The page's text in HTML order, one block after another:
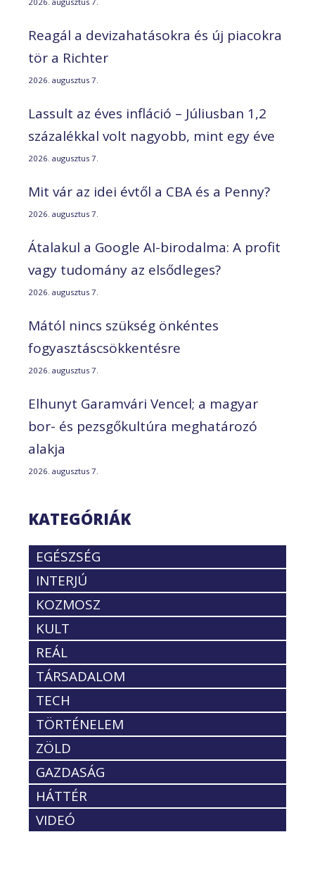
Reagál a devizahatásokra és új piacokra
tör a Richter
2026. augusztus 7.
Lassult az éves infláció – Júliusban 1,2
százalékkal volt nagyobb, mint egy éve
2026. augusztus 7.
Mit vár az idei évtől a CBA és a Penny?
2026. augusztus 7.
Átalakul a Google AI-birodalma: A profit
vagy tudomány az elsődleges?
2026. augusztus 7.
Mától nincs szükség önkéntes
fogyasztáscsökkentésre
2026. augusztus 7.
Elhunyt Garamvári Vencel; a magyar
bor- és pezsgőkultúra meghatározó
alakja
2026. augusztus 7.
KATEGÓRIÁK
EGÉSZSÉG
INTERJÚ
KOZMOSZ
KULT
REÁL
TÁRSADALOM
TECH
TÖRTÉNELEM
ZÖLD
GAZDASÁG
HÁTTÉR
VIDEÓ